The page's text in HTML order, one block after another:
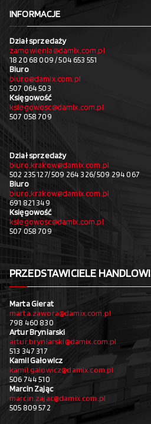
INFORMACJE
Dział sprzedaży
zamowienia@damix.com.pl
18 20 68 009 / 504 653 551
Biuro
biuro@damix.com.pl
507 064 503
Księgowość
ksiegowosc@damix.com.pl
507 058 709
Dział sprzedaży
biuro.krakow@damix.com.pl
502 235 127/ 509 264 326/ 509 294 067
Biuro
biuro.krakow@damix.com.pl
691 821 349
Księgowość
ksiegowosc@damix.com.pl
507 058 709
PRZEDSTAWICIELE HANDLOWI
Marta Gierat
marta.zawora@damix.com.pl
798 460 830
Artur Bryniarski
artur.bryniarski@damix.com.pl
513 347 317
Kamil Gałowicz
kamil.galowicz@damix.com.pl
506 744 510
Marcin Zając
marcin.zajac@damix.com.pl
505 809 572